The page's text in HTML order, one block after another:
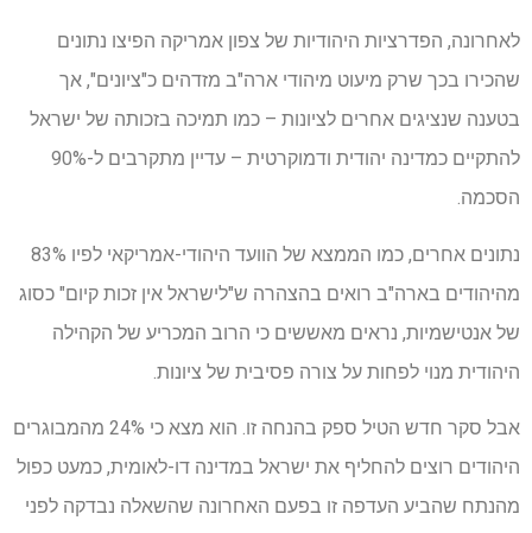
לאחרונה, הפדרציות היהודיות של צפון אמריקה הפיצו נתונים
שהכירו בכך שרק מיעוט מיהודי ארה"ב מזדהים כ"ציונים", אך
בטענה שנציגים אחרים לציונות – כמו תמיכה בזכותה של ישראל
להתקיים כמדינה יהודית ודמוקרטית – עדיין מתקרבים ל-90%
הסכמה.
נתונים אחרים, כמו הממצא של הוועד היהודי-אמריקאי לפיו 83%
מהיהודים בארה"ב רואים בהצהרה ש"לישראל אין זכות קיום" כסוג
של אנטישמיות, נראים מאששים כי הרוב המכריע של הקהילה
היהודית מנוי לפחות על צורה פסיבית של ציונות.
אבל סקר חדש הטיל ספק בהנחה זו. הוא מצא כי 24% מהמבוגרים
היהודים רוצים להחליף את ישראל במדינה דו-לאומית, כמעט כפול
מהנתח שהביע העדפה זו בפעם האחרונה שהשאלה נבדקה לפני